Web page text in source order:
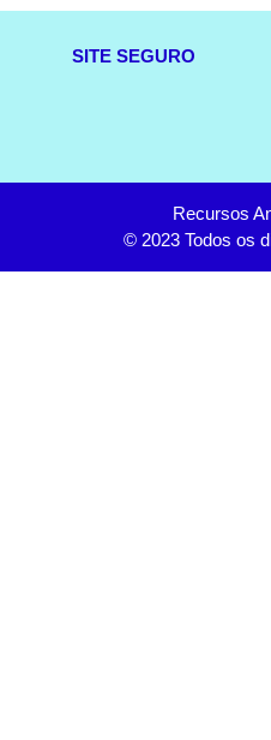
SITE SEGURO
Recursos
© 2023 Todos os